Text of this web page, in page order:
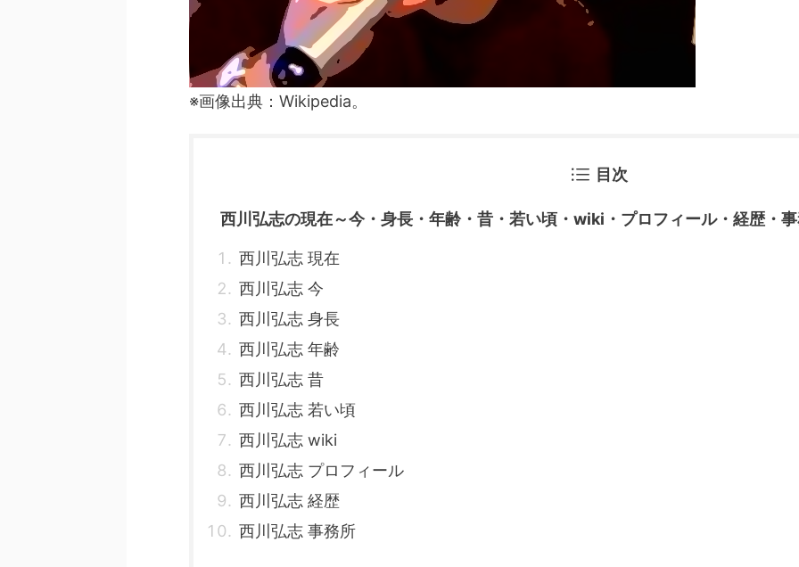
※画像出典：Wikipedia。
目次
西川弘志の現在～今・身長・年齢・昔・若い頃・wiki・プロフィール・経歴・
西川弘志 現在
西川弘志 今
西川弘志 身長
西川弘志 年齢
西川弘志 昔
西川弘志 若い頃
西川弘志 wiki
西川弘志 プロフィール
西川弘志 経歴
西川弘志 事務所